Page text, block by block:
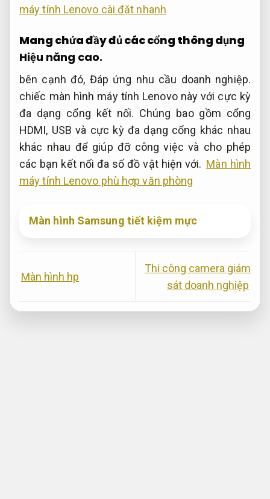
máy tính Lenovo cài đặt nhanh
Mang chứa đầy đủ các cổng thông dụng
Hiệu năng cao.
bên cạnh đó, Đáp ứng nhu cầu doanh nghiệp.
chiếc màn hình máy tính Lenovo này với cực kỳ
đa dạng cổng kết nối. Chúng bao gồm cổng
HDMI, USB và cực kỳ đa dạng cổng khác nhau
khác nhau để giúp đỡ công việc và cho phép
các bạn kết nối đa số đồ vật hiện với. Màn hình
máy tính Lenovo phù hợp văn phòng
Màn hình Samsung tiết kiệm mực
Màn hình hp
Thi công camera giám
sát doanh nghiệp